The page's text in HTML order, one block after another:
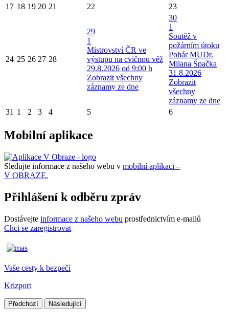
17 18 19 20 21 22 23
24 25 26 27 28
29
1
Mistrovství ČR ve
výstupu na cvičnou věž
29.8.2026 od 9:00 h
Zobrazit všechny
záznamy ze dne
30
1
Soutěž v
požárním útoku
Pohár MUDr.
Milana Špačka
31.8.2026
Zobrazit
všechny
záznamy ze dne
31 1 2 3 4 5 6
Mobilní aplikace
Sledujte informace z našeho webu v mobilní aplikaci –
V OBRAZE.
Přihlášení k odběru zpráv
Dostávejte informace z našeho webu prostřednictvím e-mailů
Chci se zaregistrovat
Vaše cesty k bezpečí
Krizport
Předchozí Následující